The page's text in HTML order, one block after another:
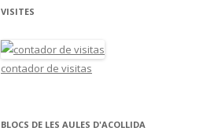
VISITES
contador de visitas
BLOCS DE LES AULES D'ACOLLIDA